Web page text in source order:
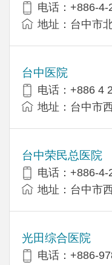
电话：+886-
地址：台中市
台中医院
电话：+886 4
地址：台中市
台中荣民总医院
电话：+886-4-
地址：台中市
光田综合医院
电话：+886-